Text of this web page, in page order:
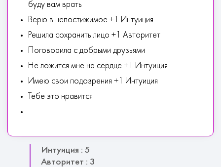
буду вам врать
Верю в непостижимое +1 Интуиция
Решила сохранить лицо +1 Авторитет
Поговорила с добрыми друзьями
Не ложится мне на сердце +1 Интуиция
Имею свои подозрения +1 Интуиция
Тебе это нравится
Интуиция : 5
Авторитет : 3